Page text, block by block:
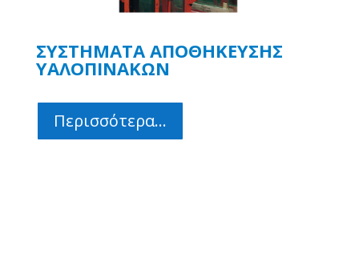
ΣΥΣΤΗΜΑΤΑ ΑΠΟΘΗΚΕΥΣΗΣ
ΥΑΛΟΠΙΝΑΚΩΝ
Περισσότερα...